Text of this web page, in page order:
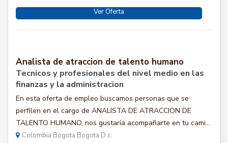
Ver Oferta
Analista de atraccion de talento humano
Tecnicos y profesionales del nivel medio en las
finanzas y la administracion
En esta oferta de empleo buscamos personas que se
perfilen en el cargo de ANALISTA DE ATRACCION DE
TALENTO HUMANO, nos gustaría acompañarte en tu cami...
Colombia Bogota Bogota D.c.